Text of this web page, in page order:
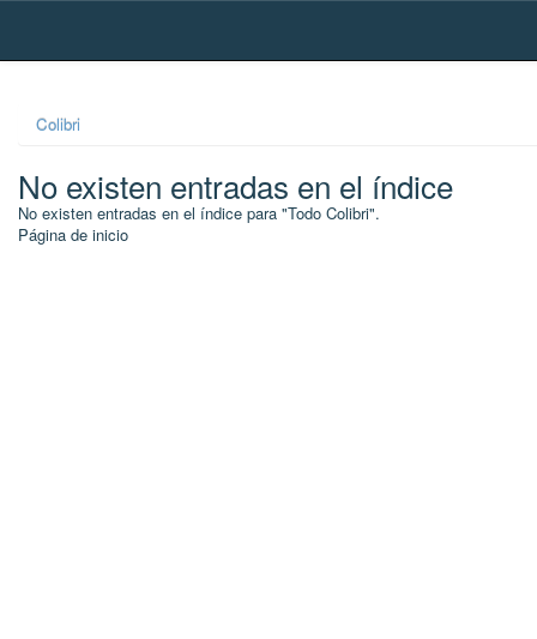
Skip
Colibri
No existen entradas en el índice
No existen entradas en el índice para "Todo Colibri".
Página de inicio